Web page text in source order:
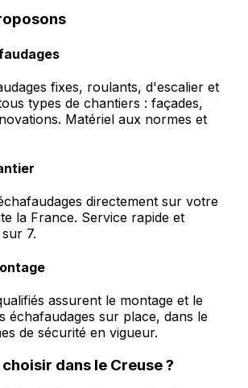
fixes, roulants, d'escalier et
types de chantiers : façades,
Matériel aux normes et
directement sur votre
la France. Service rapide et
7.
assurent le montage et le
échafaudages sur place, dans le
de sécurité en vigueur.
dans le Creuse?